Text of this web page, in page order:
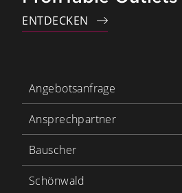
ENTDECKEN
Angebotsanfrage
Ansprechpartner
Bauscher
Schönwald